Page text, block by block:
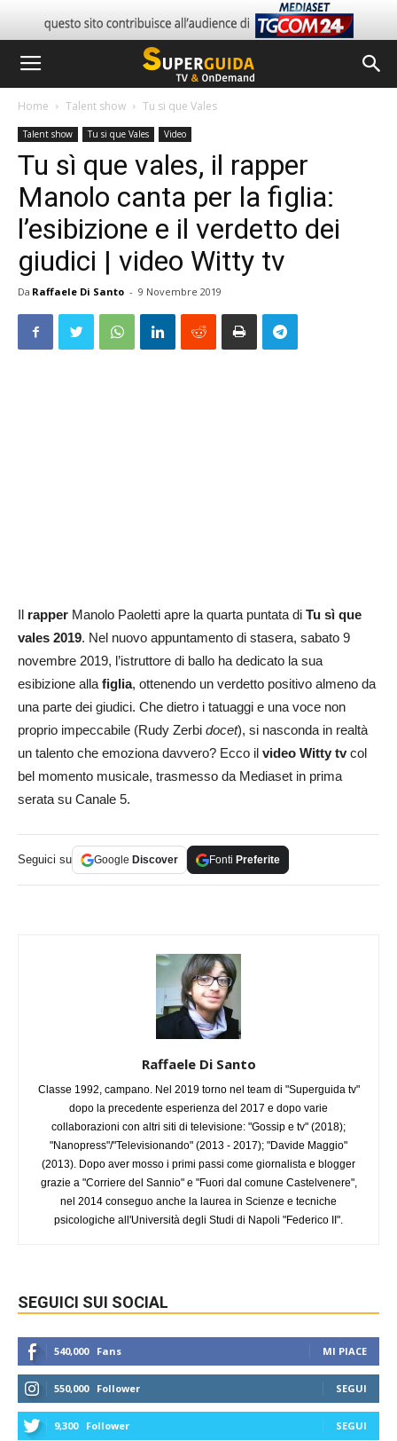
Home Talent show Tu si que Vales
Talent show Tu si que Vales Video
Tu sì que vales, il rapper
Manolo canta per la figlia:
l’esibizione e il verdetto dei
giudici | video Witty tv
Da Raffaele Di Santo - 9 Novembre 2019
rapper Manolo Paoletti apre la quarta puntata di Tu sì que
vales 2019. Nel nuovo appuntamento di stasera, sabato 9
novembre 2019, l’istruttore di ballo ha dedicato la sua
esibizione allafiglia, ottenendo un verdetto positivo almeno da
una parte dei giudici. Che dietro i tatuaggi e una voce non
proprio impeccabile (Rudy Zerbi docet), si nasconda in realtà
un talento che emoziona davvero? Ecco il video Witty tvcol
bel momento musicale, trasmesso da Mediaset in prima
serata su Canale 5.
Seguici su Google Discover Fonti Preferite
Raffaele Di Santo
Classe 1992, campano. Nel 2019 torno nel team di "Superguida tv"
dopo la precedente esperienza del 2017 e dopo varie
collaborazioni con altri siti di televisione: "Gossip e tv" (2018);
"Nanopress"/"Televisionando" (2013 - 2017); "Davide Maggio"
(2013). Dopo aver mosso i primi passi come giornalista e blogger
grazie a "Corriere del Sannio" e "Fuori dal comune Castelvenere",
nel 2014 conseguo anche la laurea in Scienze e tecniche
psicologiche all'Università degli Studi di Napoli "Federico II".
SEGUICI SUI SOCIAL
540,000 Fans MI PIACE
550,000 Follower SEGUI
9,300 Follower SEGUI